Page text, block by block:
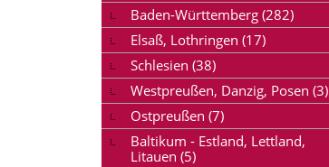
Baden-Württemberg (282)
Elsaß, Lothringen (17)
Schlesien (38)
Westpreußen, Danzig, Posen (3)
Ostpreußen (7)
Baltikum - Estland, Lettland,
Litauen (5)